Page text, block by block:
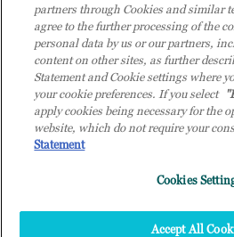
© 2026 TD SYNNEX Italy S.r.l. - Sede legale:
(MI) - Numero di iscrizione al Registro delle
07092780159 - P.IVA: 07092780159 - Eur
in altri Paesi. Società a socio unico soggetta
Top
partners through Cookies and similar
agree to the further processing of the
personal data by us or our partners,
content on other sites, as further
Statement and Cookie settings where
your cookie preferences. If you select
apply cookies being necessary for the
website, which do not require your
Statement
Cookies
Accept All